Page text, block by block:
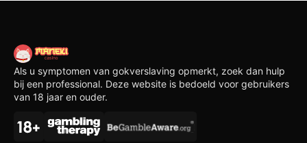
Als u symptomen van gokverslaving opmerkt, zoek dan hulp
bij een professional. Deze website is bedoeld voor gebruikers
van 18 jaar en ouder.